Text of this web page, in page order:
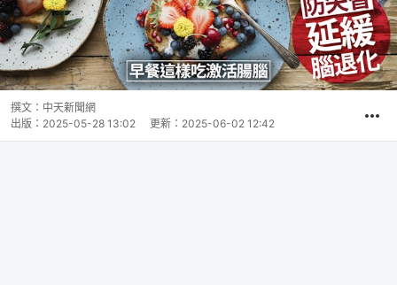
撰文： 中天新聞網
出版： 2025-05-28 13:02 更新： 2025-06-02 12:42